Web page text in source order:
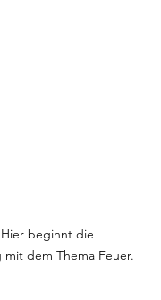
beginnt die
mit dem Thema Feuer.